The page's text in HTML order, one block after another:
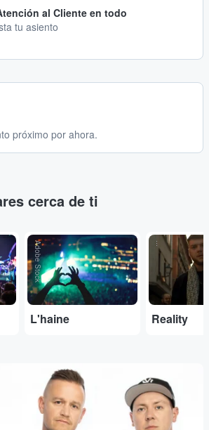
al Cliente en todo
tu asiento
próximo por ahora.
cerca de ti
Adobe Stock
L'haine
...
Reality